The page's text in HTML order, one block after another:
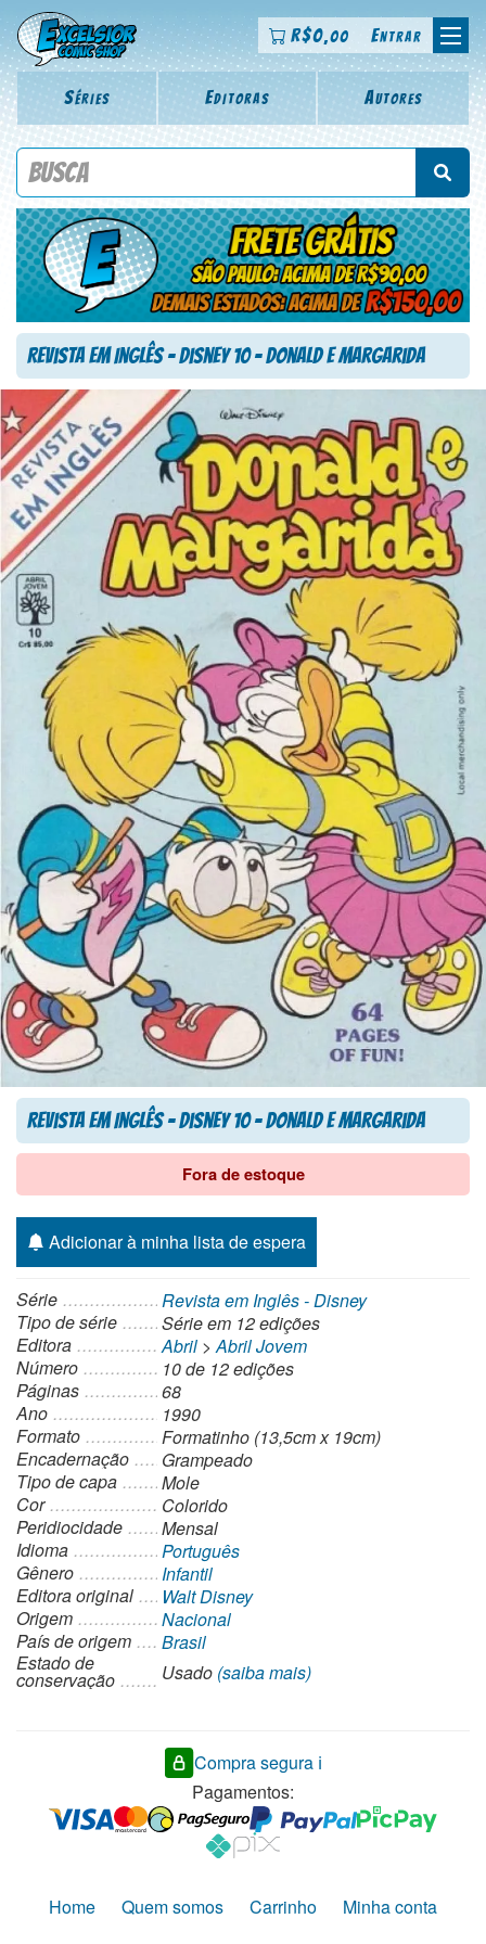
R$0,00 Entrar
Séries Editoras Autores
Procure por título da revista, personagem, série, escritor,
Revista em Inglês – Disney 10 – Donald e Margarida
Revista em Inglês – Disney 10 – Donald e Margarida
Fora de estoque
Adicionar à minha lista de espera
Série
Revista em Inglês - Disney
Tipo de série
Sérieem 12 edições
Editora
Abril >Abril Jovem
Número
10 de 12 edições
Páginas
68
Ano
1990
Formato
Formatinho (13,5cm x 19cm)
Encadernação
Grampeado
Tipo de capa
Mole
Cor
Colorido
Peridiocidade
Mensal
Idioma
Português
Gênero
Infantil
Editora original
Walt Disney
Origem
Nacional
País de origem
Brasil
Estado de
conservação Usado (saiba mais)
Compra segura ℹ️
Pagamentos:
Home Quem somos Carrinho
Minha conta